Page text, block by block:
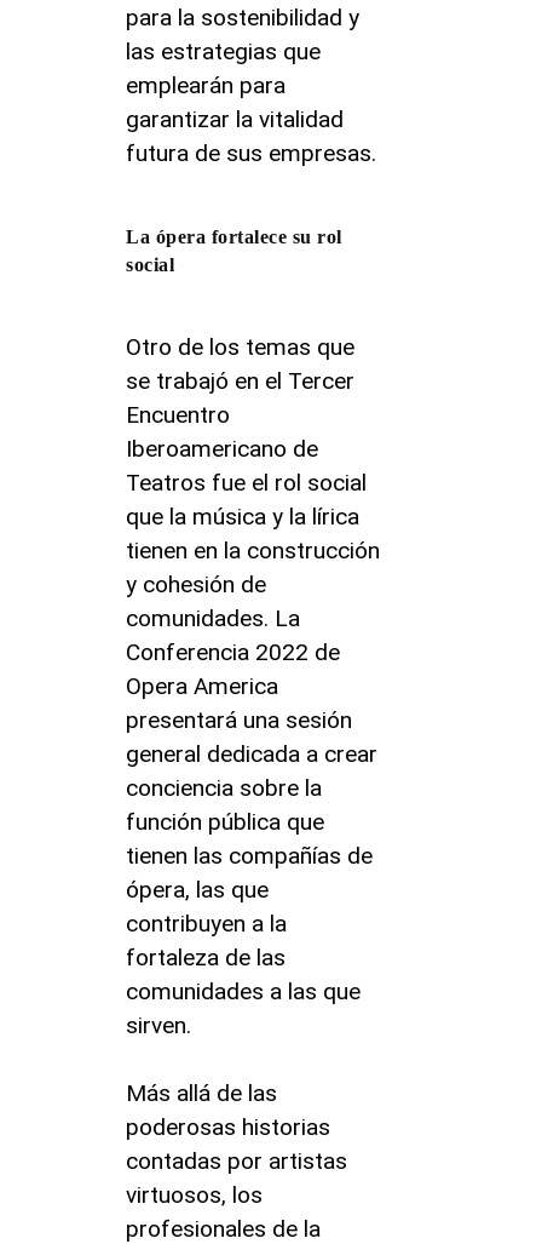
para la sostenibilidad y
las estrategias que
emplearán para
garantizar la vitalidad
futura de sus empresas.
La ópera fortalece su rol
social
Otro de los temas que
se trabajó en el Tercer
Encuentro
Iberoamericano de
Teatros fue el rol social
que la música y la lírica
tienen en la construcción
y cohesión de
comunidades. La
Conferencia 2022 de
Opera America
presentará una sesión
general dedicada a crear
conciencia sobre la
función pública que
tienen las compañías de
ópera, las que
contribuyen a la
fortaleza de las
comunidades a las que
sirven.
Más allá de las
poderosas historias
contadas por artistas
virtuosos, los
profesionales de la